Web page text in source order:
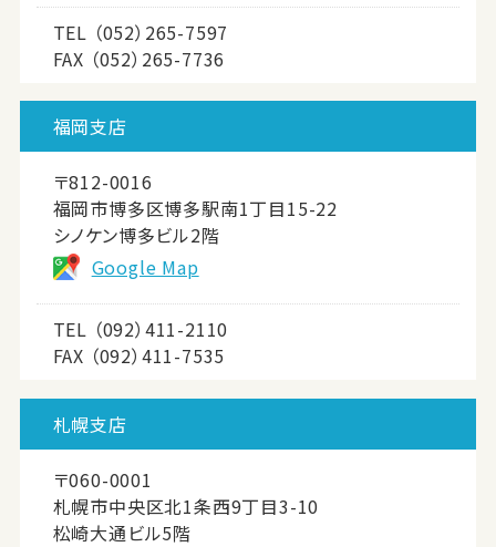
TEL （052）265-7597
FAX （052）265-7736
福岡支店
〒812-0016
福岡市博多区博多駅南1丁目15-22
シノケン博多ビル2階
Google Map
TEL （092）411-2110
FAX （092）411-7535
札幌支店
〒060-0001
札幌市中央区北1条西9丁目3-10
松崎大通ビル5階